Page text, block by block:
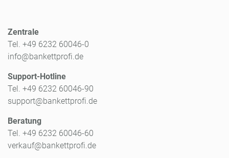
Zentrale
Tel. +49 6232 60046-0
info@bankettprofi.de
Support-Hotline
Tel. +49 6232 60046-90
support@bankettprofi.de
Beratung
Tel. +49 6232 60046-60
verkauf@bankettprofi.de